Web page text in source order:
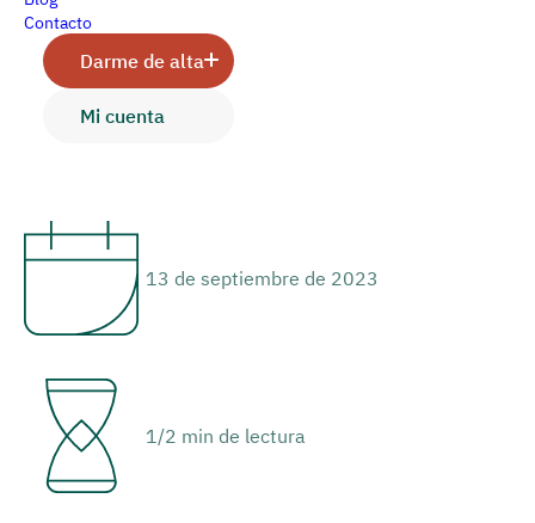
Contacto
Darme de alta
Mi cuenta
tipos del BCE
13 de septiembre de 2023
1/2 min de lectura